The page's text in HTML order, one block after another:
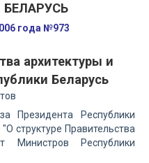
года №973
архитектуры и
Беларусь
Президента Республики
структуре Правительства
Министров Республики